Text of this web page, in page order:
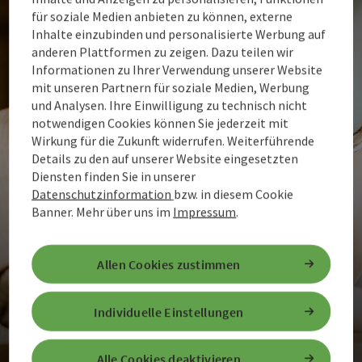
für soziale Medien anbieten zu können, externe
Inhalte einzubinden und personalisierte Werbung auf
anderen Plattformen zu zeigen. Dazu teilen wir
Informationen zu Ihrer Verwendung unserer Website
mit unseren Partnern für soziale Medien, Werbung
und Analysen. Ihre Einwilligung zu technisch nicht
notwendigen Cookies können Sie jederzeit mit
Wirkung für die Zukunft widerrufen. Weiterführende
Details zu den auf unserer Website eingesetzten
Diensten finden Sie in unserer
Datenschutzinformation bzw. in diesem Cookie
Banner. Mehr über uns im Impressum.
Alle Cookies deaktivieren
Individuelle Einstellungen
Allen Cookies zustimmen